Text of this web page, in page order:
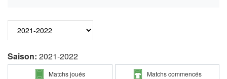
Saison: 2021-2022
Matchs joués Matchs commencés